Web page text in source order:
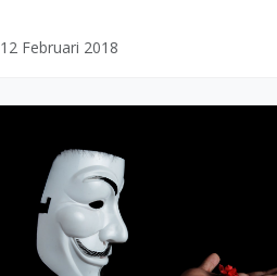
12 Februari 2018